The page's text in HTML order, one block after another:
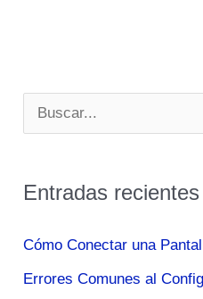
u
c
p
Entradas recientes
Cómo Conectar una
Errores Comunes al